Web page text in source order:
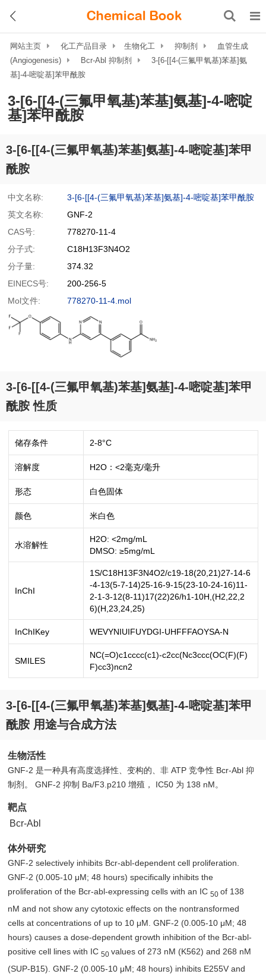
网站主页 化工产品目录 生物化工 抑制剂
血管生成
(Angiogenesis)
Bcr-Abl 抑制剂
3-[6-[[4-(三氟甲氧基)苯基]氨
基]-4-嘧啶基]苯甲酰胺
3-[6-[[4-(三氟甲氧基)苯基]氨基]-4-嘧啶
基]苯甲酰胺
3-[6-[[4-(三氟甲氧基)苯基]氨基]-4-嘧啶基]苯甲
酰胺
中文名称:
3-[6-[[4-(三氟甲氧基)苯基]氨基]-4-嘧啶基]苯甲酰胺
英文名称:
GNF-2
CAS号:
778270-11-4
分子式:
C18H13F3N4O2
分子量:
374.32
EINECS号:
200-256-5
Mol文件:
778270-11-4.mol
3-[6-[[4-(三氟甲氧基)苯基]氨基]-4-嘧啶基]苯甲
酰胺 性质
储存条件 2-8°C
溶解度 H2O：<2毫克/毫升
形态 白色固体
颜色 米白色
水溶解性
H2O: <2mg/mL
DMSO: ≥5mg/mL
InChI
1S/C18H13F3N4O2/c19-18(20,21)27-14-6
-4-13(5-7-14)25-16-9-15(23-10-24-16)11-
2-1-3-12(8-11)17(22)26/h1-10H,(H2,22,2
6)(H,23,24,25)
InChIKey WEVYNIUIFUYDGI-UHFFFAOYSA-N
SMILES
NC(=O)c1cccc(c1)-c2cc(Nc3ccc(OC(F)(F)
F)cc3)ncn2
3-[6-[[4-(三氟甲氧基)苯基]氨基]-4-嘧啶基]苯甲
酰胺 用途与合成方法
生物活性
GNF-2 是一种具有高度选择性、变构的、非 ATP 竞争性 Bcr-Abl 抑
制剂。 GNF-2 抑制 Ba/F3.p210 增殖， IC50 为 138 nM。
靶点
Bcr-Abl
体外研究
GNF-2 selectively inhibits Bcr-abl-dependent cell proliferation.
GNF-2 (0.005-10 μM; 48 hours) specifically inhibits the
proliferation of the Bcr-abl-expressing cells with an IC50of 138
nM and not show any cytotoxic effects on the nontransformed
cells at concentrations of up to 10 μM. GNF-2 (0.005-10 μM; 48
hours) causes a dose-dependent growth inhibition of the Bcr-abl-
positive cell lines with IC50values of 273 nM (K562) and 268 nM
(SUP-B15). GNF-2 (0.005-10 μM; 48 hours) inhibits E255V and